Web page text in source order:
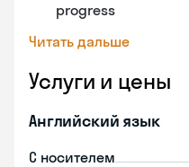
progress
Читать дальше
Услуги и цены
Английский язык
С носителем